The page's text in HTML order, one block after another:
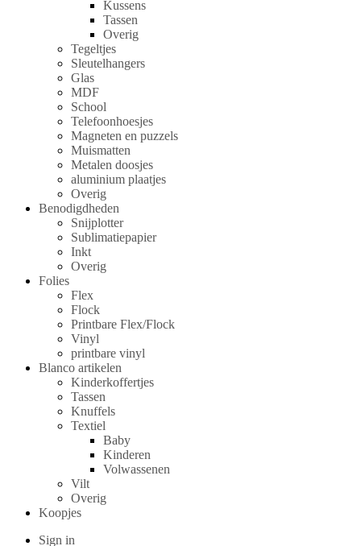
Kussens
Tassen
Overig
Tegeltjes
Sleutelhangers
Glas
MDF
School
Telefoonhoesjes
Magneten en puzzels
Muismatten
Metalen doosjes
aluminium plaatjes
Overig
Benodigdheden
Snijplotter
Sublimatiepapier
Inkt
Overig
Folies
Flex
Flock
Printbare Flex/Flock
Vinyl
printbare vinyl
Blanco artikelen
Kinderkoffertjes
Tassen
Knuffels
Textiel
Baby
Kinderen
Volwassenen
Vilt
Overig
Koopjes
Sign in